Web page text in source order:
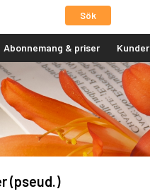
Sök
Abonnemang & priser Kunder
(pseud.)